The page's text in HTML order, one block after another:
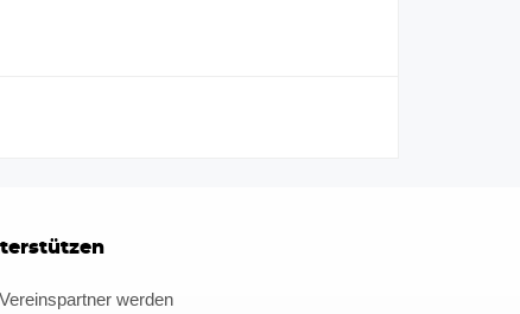
Vereinspartner werden